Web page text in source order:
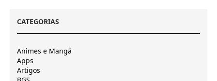
CATEGORIAS
Animes e Mangá
Apps
Artigos